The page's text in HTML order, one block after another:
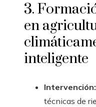
3.
en
inteligente
Intervención:
técnicas de